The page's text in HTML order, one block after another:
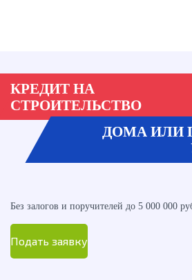
КРЕДИТ НА
СТРОИТЕЛЬСТВО
ДОМА ИЛИ
Без залогов и поручителей до 5 000 000
Подать заявку